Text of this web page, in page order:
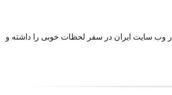
وب سایت ایران در سفر لحظات خوبی را داشته و